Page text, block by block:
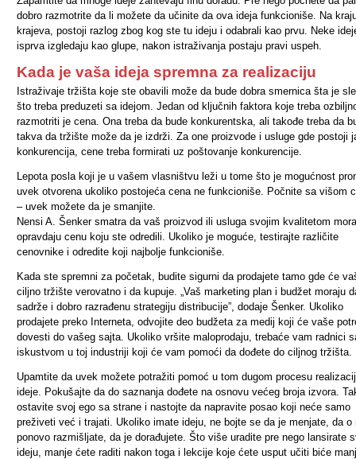
dobro razmotrite da li možete da učinite da ova ideja funkcioniše. Na
krajeva, postoji razlog zbog kog ste tu ideju i odabrali kao prvu. Neke
isprva izgledaju kao glupe, nakon istraživanja postaju pravi uspeh.
Kada je vaša ideja spremna za realizaciju
Istraživaje tržišta koje ste obavili može da bude dobra smernica šta je
što treba preduzeti sa idejom. Jedan od ključnih faktora koje treba
razmotriti je cena. Ona treba da bude konkurentska, ali takođe treba da
takva da tržište može da je izdrži. Za one proizvode i usluge gde postoji
konkurencija, cene treba formirati uz poštovanje konkurencije.
Lepota posla koji je u vašem vlasništvu leži u tome što je mogućnost
uvek otvorena ukoliko postojeća cena ne funkcioniše. Počnite sa višom
– uvek možete da je smanjite.
Nensi A. Šenker smatra da vaš proizvod ili usluga svojim kvalitetom
opravdaju cenu koju ste odredili. Ukoliko je moguće, testirajte različite
cenovnike i odredite koji najbolje funkcioniše.
Kada ste spremni za početak, budite sigurni da prodajete tamo gde će
ciljno tržište verovatno i da kupuje. „Vaš marketing plan i budžet moraju
sadrže i dobro razrađenu strategiju distribucije”, dodaje Šenker. Ukoliko
prodajete preko Interneta, odvojite deo budžeta za medij koji će vaše
dovesti do vašeg sajta. Ukoliko vršite maloprodaju, trebaće vam radnici
iskustvom u toj industriji koji će vam pomoći da dođete do ciljnog tržišta.
Upamtite da uvek možete potražiti pomoć u tom dugom procesu
ideje. Pokušajte da do saznanja dođete na osnovu većeg broja izvora.
ostavite svoj ego sa strane i nastojte da napravite posao koji neće samo
preživeti već i trajati. Ukoliko imate ideju, ne bojte se da je menjate, da o
ponovo razmišljate, da je dorađujete. Što više uradite pre nego lansirate
ideju, manje ćete raditi nakon toga i lekcije koje ćete usput učiti biće